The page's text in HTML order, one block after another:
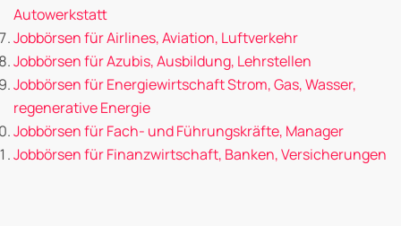
Autowerkstatt
Jobbörsen für Airlines, Aviation, Luftverkehr
Jobbörsen für Azubis, Ausbildung, Lehrstellen
Jobbörsen für Energiewirtschaft Strom, Gas, Wasser,
regenerative Energie
Jobbörsen für Fach- und Führungskräfte, Manager
Jobbörsen für Finanzwirtschaft, Banken, Versicherungen